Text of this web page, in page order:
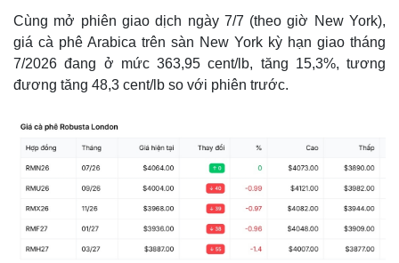
Cùng mở phiên giao dịch ngày 7/7 (theo giờ New York),
giá cà phê Arabica trên sàn New York kỳ hạn giao tháng
7/2026 đang ở mức 363,95 cent/lb, tăng 15,3%, tương
đương tăng 48,3 cent/lb so với phiên trước.